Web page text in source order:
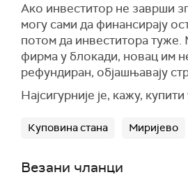
Ако инвеститор не заврши
могу сами да финансирају
потом да инвеститора туже.
фирма у блокади, новац им
рефундиран, објашњавају
Најсигурније је, кажу,
Куповина стана Миријево
Везани чланци